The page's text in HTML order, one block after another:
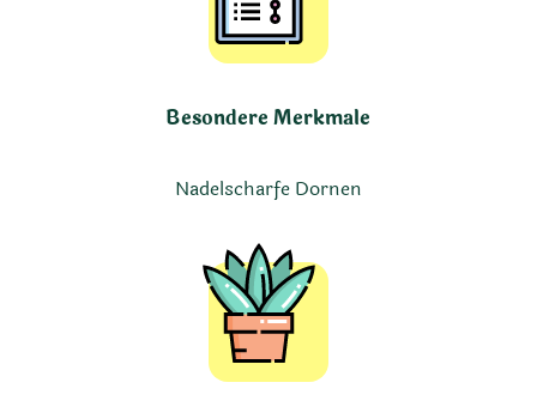
Besondere Merkmale
Nadelscharfe Dornen